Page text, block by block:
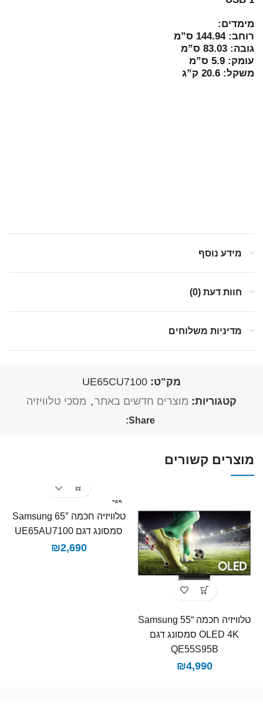
מימדים:
רוחב: 144.94 ס”מ
גובה: 83.03 ס”מ
עומק: 5.9 ס”מ
משקל: 20.6 ק”ג
מידע נוסף
חוות דעת (0)
מדיניות משלוחים
מק"ט: UE65CU7100
קטגוריות: מוצרים חדשים באתר, מסכי טלוויזיה
Share:
מוצרים קשורים
טלוויזיה חכמה “55 Samsung
OLED 4K סמסונג דגם
QE55S95B
₪4,990
65"
סמסונג דגם UE65AU7100​
₪2,690